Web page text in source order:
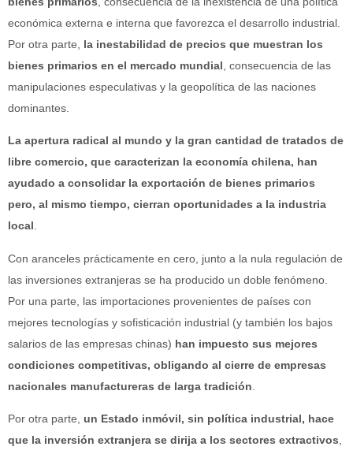
económica externa e interna que favorezca el desarrollo industrial.
Por otra parte, la inestabilidad de precios que muestran los
bienes primarios en el mercado mundial , consecuencia de las
manipulaciones especulativas y la geopolítica de las naciones
dominantes.
La apertura radical al mundo y la gran cantidad de tratados de
libre comercio, que caracterizan la economía chilena, han
ayudado a consolidar la exportación de bienes primarios
pero, al mismo tiempo, cierran oportunidades a la industria
local.
Con aranceles prácticamente en cero, junto a la nula regulación de
las inversiones extranjeras se ha producido un doble fenómeno.
Por una parte, las importaciones provenientes de países con
mejores tecnologías y sofisticación industrial (y también los bajos
salarios de las empresas chinas) han impuesto sus mejores
condiciones competitivas, obligando al cierre de empresas
nacionales manufactureras de larga tradición
Por otra parte,
un Estado inmóvil, sin política industrial, hace
que la inversión extranjera se dirija a los sectores extractivos